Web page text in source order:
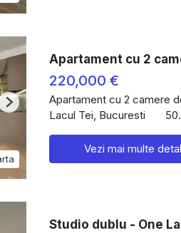
Next
Apartament cu 2
220,000 €
Apartament cu 2 camere
Lacul Tei, Bucuresti
Vezi mai multe
Studio dublu - One